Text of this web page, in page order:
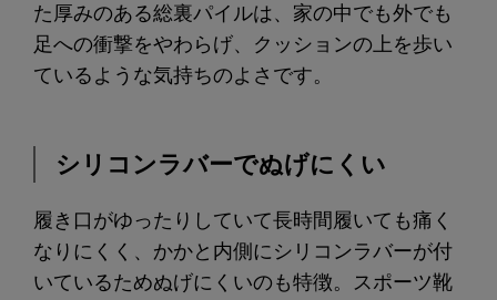
た厚みのある総裏パイルは、家の中でも外でも
足への衝撃をやわらげ、クッションの上を歩い
ているような気持ちのよさです。
シリコンラバーでぬげにくい
履き口がゆったりしていて長時間履いても痛く
なりにくく、かかと内側にシリコンラバーが付
いているためぬげにくいのも特徴。スポーツ靴